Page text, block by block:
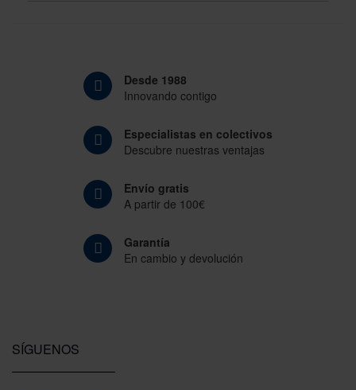
Desde 1988
Innovando contigo
Especialistas en colectivos
Descubre nuestras ventajas
Envío gratis
A partir de 100€
Garantía
En cambio y devolución
SÍGUENOS